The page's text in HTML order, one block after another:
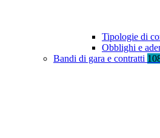
Tipologie di
Obblighi e
Bandi di gara e contratti